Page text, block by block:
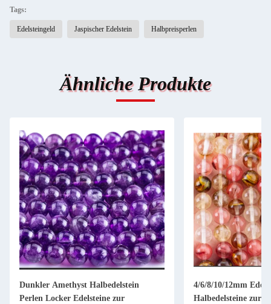
Tags:
Edelsteingeld Jaspischer Edelstein Halbpreisperlen
Ähnliche Produkte
Dunkler Amethyst Halbedelstein
Perlen Locker Edelsteine zur
4/6/8/10/12mm
Halbedelsteine zur